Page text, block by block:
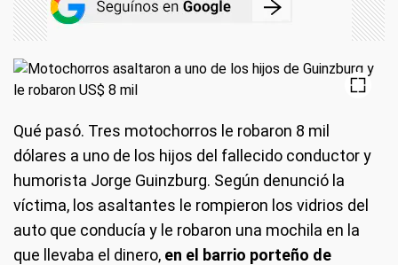
Qué pasó. Tres motochorros le robaron 8 mil
dólares a uno de los hijos del fallecido conductor y
humorista Jorge Guinzburg. Según denunció la
víctima, los asaltantes le rompieron los vidrios del
auto que conducía y le robaron una mochila en la
que llevaba el dinero, en el barrio porteño de